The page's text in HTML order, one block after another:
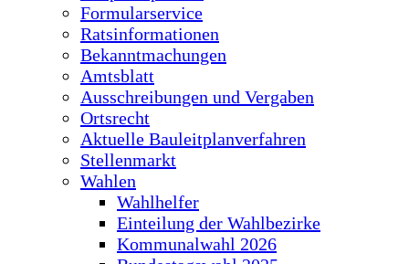
Formularservice
Ratsinformationen
Bekanntmachungen
Amtsblatt
Ausschreibungen und Vergaben
Ortsrecht
Aktuelle Bauleitplanverfahren
Stellenmarkt
Wahlen
Wahlhelfer
Einteilung der Wahlbezirke
Kommunalwahl 2026